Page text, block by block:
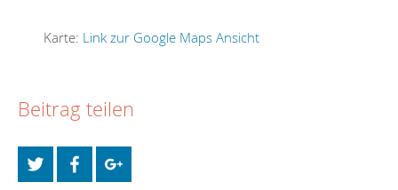
Karte: Link zur Google Maps Ansicht
Beitrag teilen